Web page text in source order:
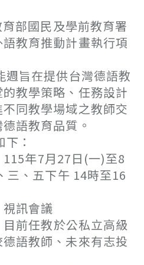
部國民及學前教育署
教育推動計畫執行項
週旨在提供台灣德語教
教學策略、任務設計
同教學場域之教師交
語教育品質。
：
年7月27日(一)至8
三、五下午 14時至16
訊會議
任教於公私立高級
語教師、未來有志投